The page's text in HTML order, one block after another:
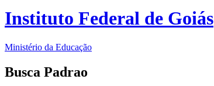
Instituto Federal de Goiás
Ministério da Educação
Busca Padrao